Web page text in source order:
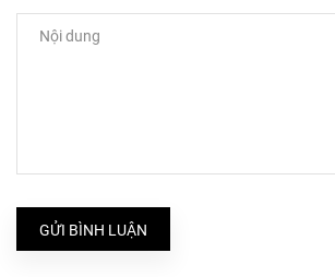
GỬI BÌNH LUẬN